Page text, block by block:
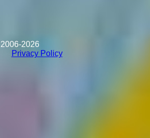
2006-2026
Privacy Policy